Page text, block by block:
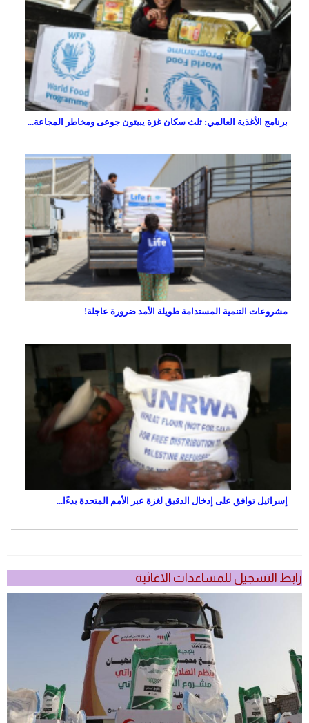
برنامج الأغذية العالمي: ثلث سكان غزة يبيتون جوعى ومخاطر المجاعة...
مشروعات التنمية المستدامة طويلة الأمد ضرورة عاجلة!
إسرائيل توافق على إدخال الدقيق لغزة عبر الأمم المتحدة بدءًا...
رابط التسجيل للمساعدات الاغاثية